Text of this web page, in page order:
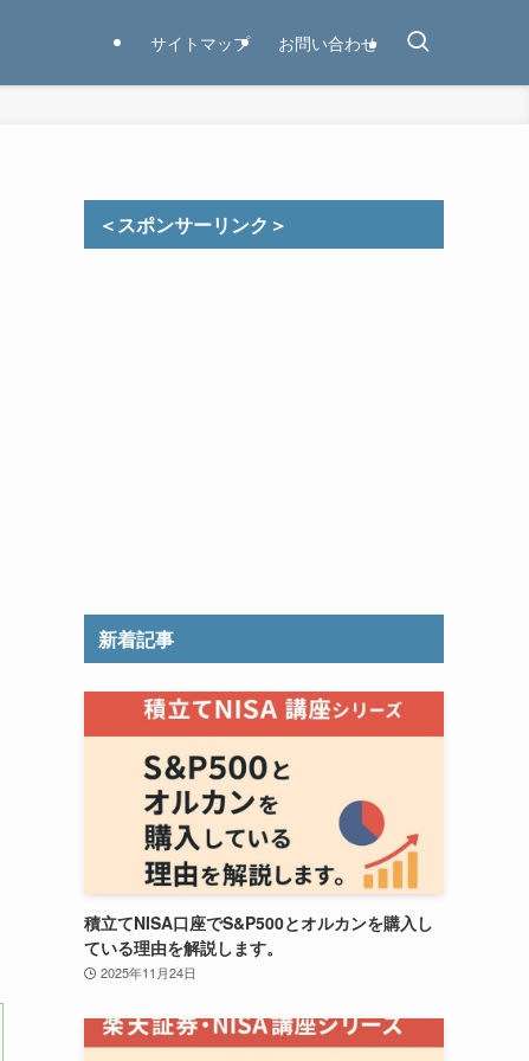
サイトマップ お問い合わせ
＜スポンサーリンク＞
新着記事
積立てNISA口座でS&P500とオルカンを購入し
ている理由を解説します。
2025年11月24日